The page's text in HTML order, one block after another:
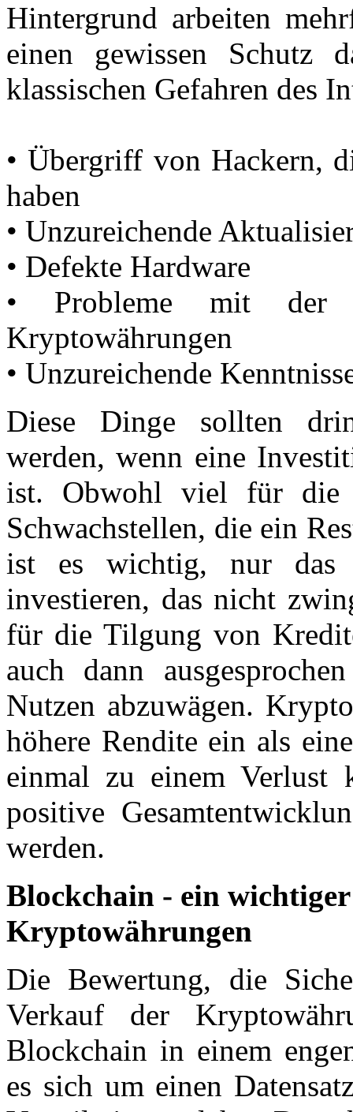
Hintergrund arbeiten
einen gewissen Schutz
klassischen Gefahren des
• Übergriff von Hackern,
haben
• Unzureichende
• Defekte Hardware
• Probleme mit der
Kryptowährungen
• Unzureichende
Diese Dinge sollten
werden, wenn eine
ist. Obwohl viel für die
Schwachstellen, die ein
ist es wichtig, nur das
investieren, das nicht
für die Tilgung von
auch dann
Nutzen abzuwägen.
höhere Rendite ein als
einmal zu einem Verlust
positive
werden.
Blockchain - ein
Kryptowährungen
Die Bewertung, die
Verkauf der
Blockchain in einem
es sich um einen